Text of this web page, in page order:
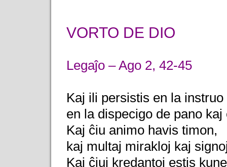
VORTO DE DIO
Legaĵo – Ago 2, 42-45
Kaj ili persistis en la
en la dispecigo de pano kaj
Kaj ĉiu animo havis timon,
kaj multaj mirakloj kaj
Kaj ĉiuj kredantoj estis